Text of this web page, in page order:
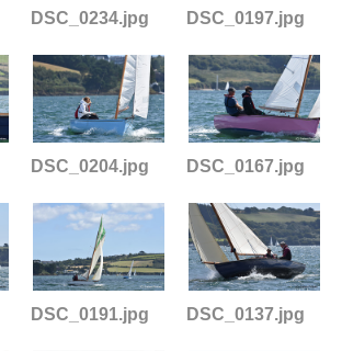
DSC_0234.jpg DSC_0197.jpg
DSC_0204.jpg DSC_0167.jpg
DSC_0191.jpg DSC_0137.jpg